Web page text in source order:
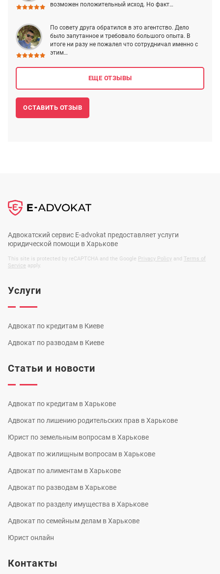
возможен положительный исход. Но факт…
По совету друга обратился в это агентство. Дело
было запутанное и требовало большого опыта. В
итоге ни разу не пожалел что сотрудничал именно с
этим…
ЕЩЕ ОТЗЫВЫ
ОСТАВИТЬ ОТЗЫВ
Адвокатский сервис E-advokat предоставляет услуги
юридической помощи в Харькове
This site is protected by reCAPTCHA and the Google Privacy Policy and Terms of
Service apply.
Услуги
Адвокат по кредитам в Киеве
Адвокат по разводам в Киеве
Статьи и новости
Адвокат по кредитам в Харькове
Адвокат по лишению родительских прав в Харькове
Юрист по земельным вопросам в Харькове
Адвокат по жилищным вопросам в Харькове
Адвокат по алиментам в Харькове
Адвокат по разводам в Харькове
Адвокат по разделу имущества в Харькове
Адвокат по семейным делам в Харькове
Юрист онлайн
Контакты